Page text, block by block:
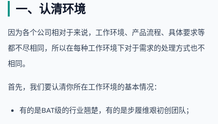
一、认清环境
因为各个公司相对于来说，工作环境、产品流程、具体要求等
都不尽相同，所以在每种工作环境下对于需求的处理方式也不
相同。
首先，我们要认清你所在工作环境的基本情况：
有的是BAT级的行业翘楚，有的是步履维艰初创团队；